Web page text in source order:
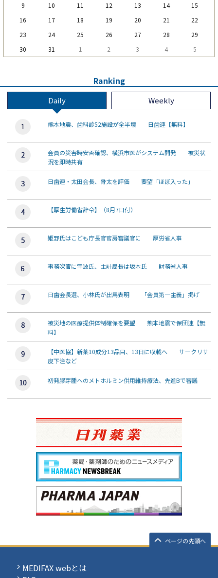
9
10 11 12 13 14
15
16
17 18 19 20 21
22
23
24 25 26 27 28
29
30
31 1 2 3 4 5
Ranking
Daily Weekly
熊本地震、歯科診52施設が全半壊 日歯連【無料】
会員の災害時安否確認、横浜市医がシステム開発 被災状
況を即時共有
日歯連・太田会長、骨太を評価 要望「ほぼ入った」
【厚生労働省辞令】（8月7日付）
姫野氏はこども庁長官官房審議官に 厚労省人事
事務次官に宇波氏、主計局長は坂本氏 財務省人事
日歯会長選、小林氏が出馬表明 「会員第一主義」掲げ
被災地の医療提供体制確保を要望 熊本地震で保団連【無
料】
【中医協】新薬10成分13品目、13日に収載へ サークリサ
皮下注など
初発膠芽腫へのメトホルミン併用維持療法、先進Bで審議
ページの先頭へ
MEDIFAX webとは